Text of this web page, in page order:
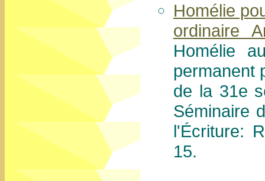
Homélie
ordinaire
Homélie
permanent
de la 31e
Séminaire
l'Écriture:
15.